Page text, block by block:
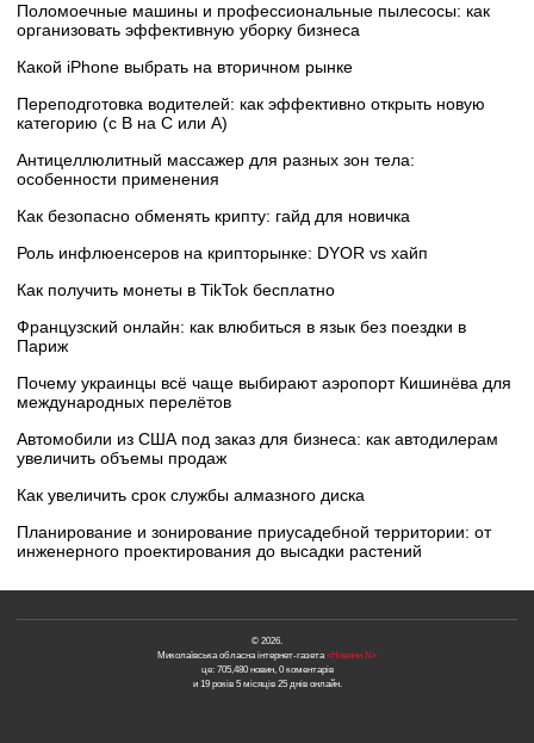
Поломоечные машины и профессиональные пылесосы: как
организовать эффективную уборку бизнеса
Какой iPhone выбрать на вторичном рынке
Переподготовка водителей: как эффективно открыть новую
категорию (с B на C или А)
Антицеллюлитный массажер для разных зон тела:
особенности применения
Как безопасно обменять крипту: гайд для новичка
Роль инфлюенсеров на крипторынке: DYOR vs хайп
Как получить монеты в TikTok бесплатно
Французский онлайн: как влюбиться в язык без поездки в
Париж
Почему украинцы всё чаще выбирают аэропорт Кишинёва для
международных перелётов
Автомобили из США под заказ для бизнеса: как автодилерам
увеличить объемы продаж
Как увеличить срок службы алмазного диска
Планирование и зонирование приусадебной территории: от
инженерного проектирования до высадки растений
© 2026.
Миколаївська обласна інтернет-газета«Новини N»
це: 705,480 новин, 0 коментарів
и 19 років 5 місяців 25 днів онлайн.